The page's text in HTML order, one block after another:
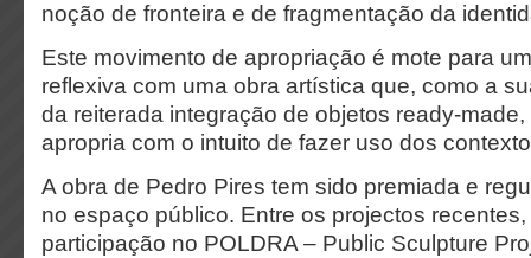
noção de fronteira e de fragmentação da
Este movimento de apropriação é mote para
reflexiva com uma obra artística que, como a
da reiterada integração de objetos ready-
apropria com o intuito de fazer uso dos
A obra de Pedro Pires tem sido premiada e
no espaço público. Entre os projectos
participação no POLDRA – Public Sculpture